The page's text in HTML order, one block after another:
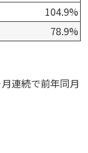
104.9%
78.9%
連続で前年同月